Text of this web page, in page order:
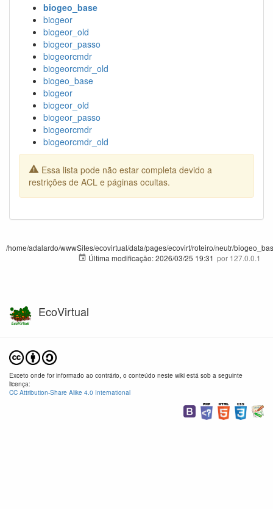
biogeo_base
biogeor
biogeor_old
biogeor_passo
biogeorcmdr
biogeorcmdr_old
biogeo_base
biogeor
biogeor_old
biogeor_passo
biogeorcmdr
biogeorcmdr_old
Essa lista pode não estar completa devido a
restrições de ACL e páginas ocultas.
/home/adalardo/wwwSites/ecovirtual/data/pages/ecovirt/roteiro/neutr/
Última modificação:2026/03/25 19:31 por 127.0.0.1
EcoVirtual
Exceto onde for informado ao contrário, o conteúdo neste wiki está sob a seguinte
licença:
CC Attribution-Share Alike 4.0 International